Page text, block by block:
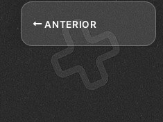
ANTERIOR